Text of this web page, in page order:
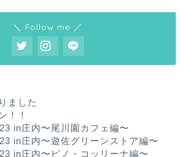
＼ Follow me ／
ました
！！
in庄内〜尾川園カフェ編〜
in庄内〜遊佐グリーンストア編〜
in庄内〜ピノ・コッリーナ編〜